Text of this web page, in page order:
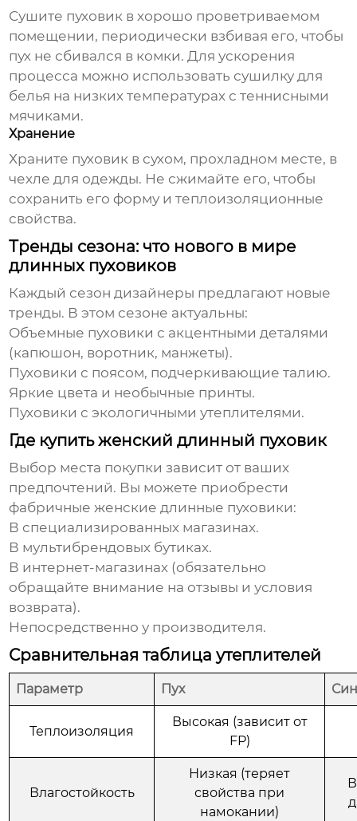
Сушите пуховик в хорошо проветриваемом
помещении, периодически взбивая его, чтобы
пух не сбивался в комки. Для ускорения
процесса можно использовать сушилку для
белья на низких температурах с теннисными
мячиками.
Хранение
Храните пуховик в сухом, прохладном месте, в
чехле для одежды. Не сжимайте его, чтобы
сохранить его форму и теплоизоляционные
свойства.
Тренды сезона: что нового в мире
длинных пуховиков
Каждый сезон дизайнеры предлагают новые
тренды. В этом сезоне актуальны:
Объемные пуховики с акцентными деталями
(капюшон, воротник, манжеты).
Пуховики с поясом, подчеркивающие талию.
Яркие цвета и необычные принты.
Пуховики с экологичными утеплителями.
Где купить женский длинный пуховик
Выбор места покупки зависит от ваших
предпочтений. Вы можете приобрести
фабричные женские длинные пуховики:
В специализированных магазинах.
В мультибрендовых бутиках.
В интернет-магазинах (обязательно
обращайте внимание на отзывы и условия
возврата).
Непосредственно у производителя.
Сравнительная таблица утеплителей
Параметр Пух
Теплоизоляция
Высокая (зависит от
FP)
Влагостойкость
Низкая (теряет
свойства при
намокании)